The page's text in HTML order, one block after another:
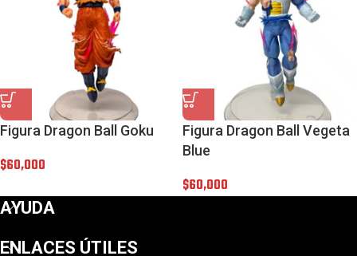
Figura Dragon Ball Goku
$60,000
Figura Dragon Ball Vegeta
Blue
$60,000
AYUDA
ENLACES ÚTILES